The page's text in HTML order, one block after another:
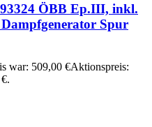
ÖBB Ep.III, inkl.
Spur
war: 509,00 €Aktionspreis: